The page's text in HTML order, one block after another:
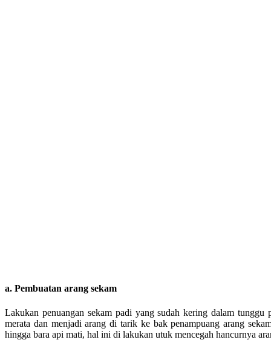
a. Pembuatan arang sekam
Lakukan penuangan sekam padi yang sudah kering dalam tunggu
merata dan menjadi arang di tarik ke bak penampuang arang
hingga bara api mati, hal ini di lakukan utuk mencegah hancurnya